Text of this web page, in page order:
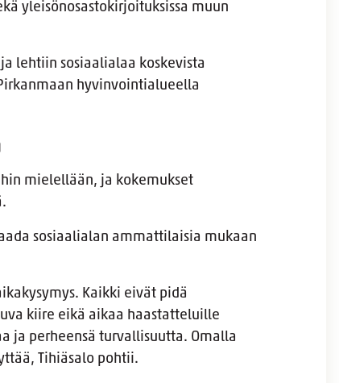
yleisönosastokirjoituksissa muun
lehtiin sosiaalialaa koskevista
hyvinvointialueella
mielellään, ja kokemukset
sosiaalialan ammattilaisia mukaan
Kaikki eivät pidä
kiire eikä aikaa haastatteluille
ja perheensä turvallisuutta. Omalla
Tihiäsalo pohtii.